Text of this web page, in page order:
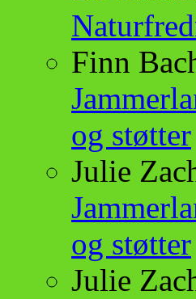
Finn
og støtter
Julie
og støtter
Julie